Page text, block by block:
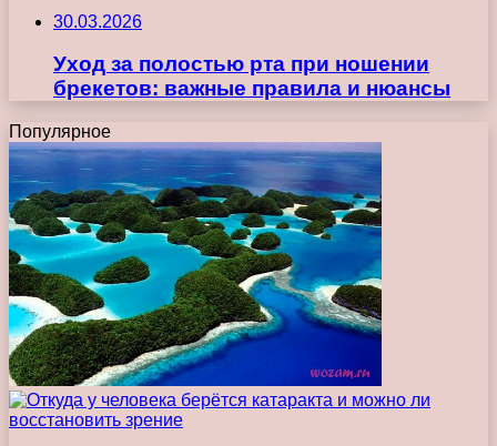
30.03.2026
Уход за полостью рта при ношении
брекетов: важные правила и нюансы
Популярное